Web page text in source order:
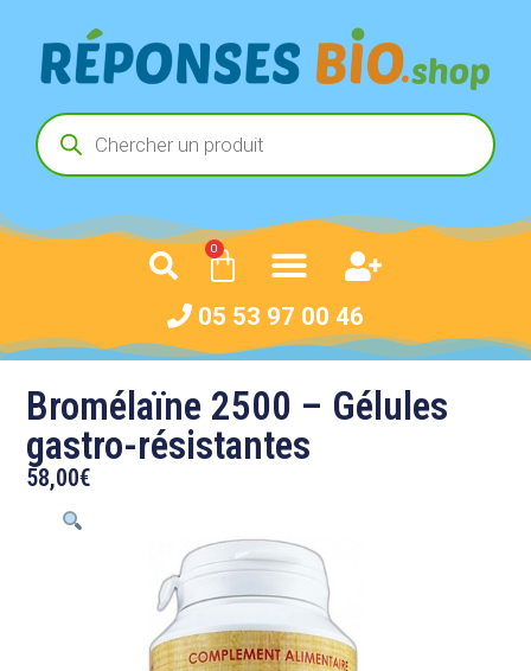
0
05 53 97 00 46
Bromélaïne 2500 – Gélules
gastro-résistantes
58,00€